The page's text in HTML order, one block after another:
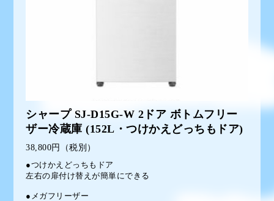
シャープ SJ-D15G-W 2ドア ボトムフリー
ザー冷蔵庫 (152L・つけかえどっちもドア)
38,800円（税別）
●つけかえどっちもドア
左右の扉付け替えが簡単にできる
●メガフリーザー